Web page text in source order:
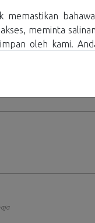
memastikan
meminta
oleh kami.
dan
dalam
Inggeris dan
ini dan/atau
dan
ke semasa.